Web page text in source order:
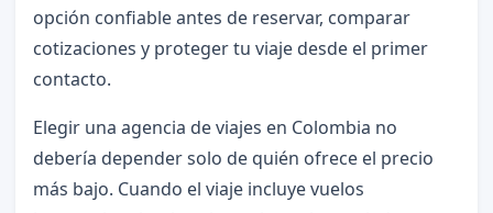
opción confiable antes de reservar, comparar
cotizaciones y proteger tu viaje desde el primer
contacto.
Elegir una agencia de viajes en Colombia no
debería depender solo de quién ofrece el precio
más bajo. Cuando el viaje incluye vuelos